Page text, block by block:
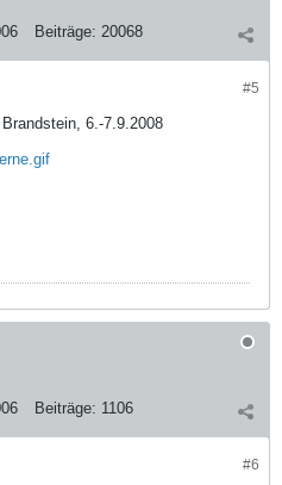
Beiträge: 20068
#5
6.-7.9.2008
Beiträge: 1106
#6